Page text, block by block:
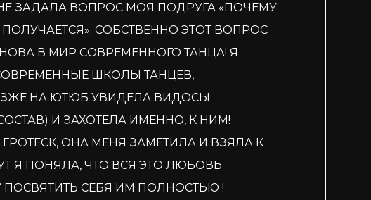
ЗАДАЛА ВОПРОС МОЯ ПОДРУГА «ПОЧЕМУ
СОБСТВЕННО ЭТОТ ВОПРОС
В МИР СОВРЕМЕННОГО ТАНЦА! Я
ШКОЛЫ ТАНЦЕВ,
НА ЮТЮБ УВИДЕЛА ВИДОСЫ
СОСТАВ) И ЗАХОТЕЛА ИМЕННО, К НИМ!
ОНА МЕНЯ ЗАМЕТИЛА И ВЗЯЛА К
Я ПОНЯЛА, ЧТО ВСЯ ЭТО ЛЮБОВЬ
ПОСВЯТИТЬ СЕБЯ ИМ ПОЛНОСТЬЮ !